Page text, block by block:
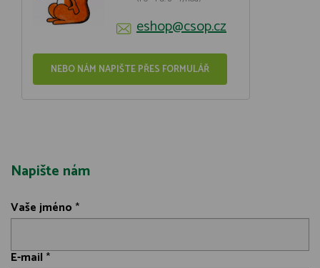
eshop@csop.cz
NEBO NÁM NAPIŠTE PŘES FORMULÁŘ
Napište nám
Vaše jméno *
E-mail *